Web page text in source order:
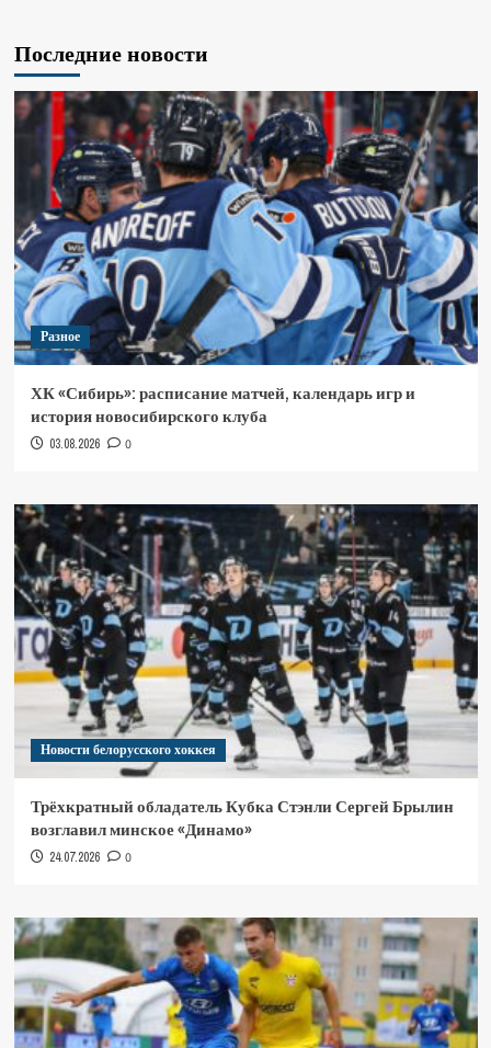
Последние новости
Разное
ХК «Сибирь»: расписание матчей, календарь игр и
история новосибирского клуба
03.08.2026 0
Новости белорусского хоккея
Трёхкратный обладатель Кубка Стэнли Сергей Брылин
возглавил минское «Динамо»
24.07.2026 0